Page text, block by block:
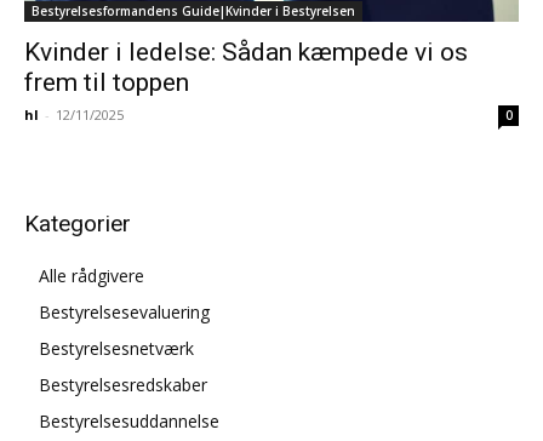
Bestyrelsesformandens Guide|Kvinder i Bestyrelsen
Kvinder i ledelse: Sådan kæmpede vi os
frem til toppen
hl - 12/11/2025 0
Kategorier
Alle rådgivere
Bestyrelsesevaluering
Bestyrelsesnetværk
Bestyrelsesredskaber
Bestyrelsesuddannelse